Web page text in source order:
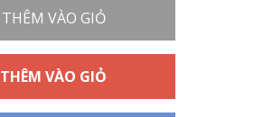
THÊM VÀO GIỎ
THÊM VÀO GIỎ